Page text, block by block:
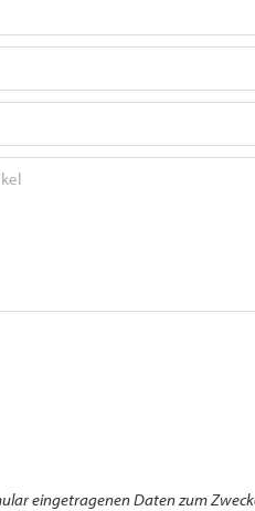
eingetragenen Daten zum